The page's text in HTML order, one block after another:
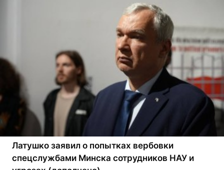
Латушко заявил о попытках вербовки
спецслужбами Минска сотрудников НАУ и